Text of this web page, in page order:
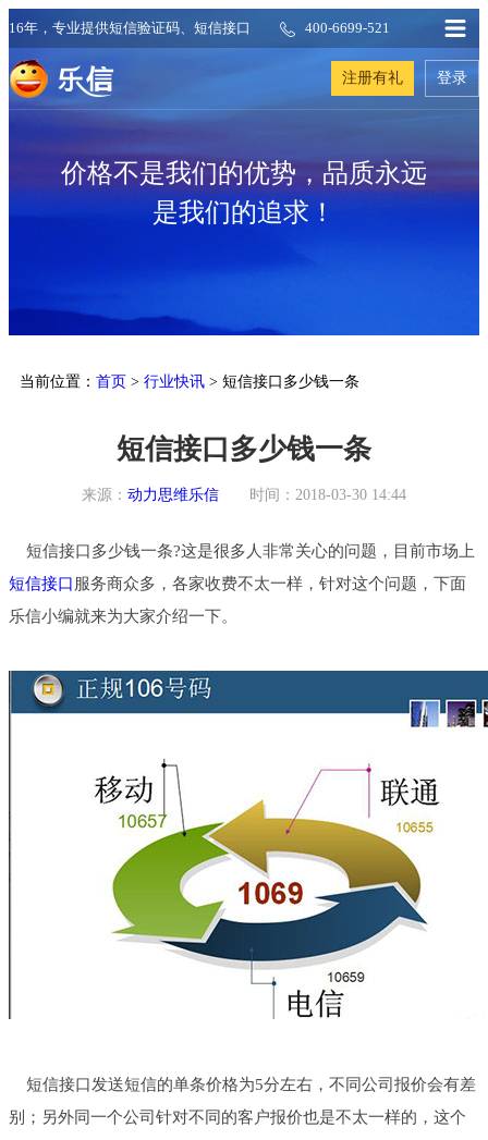
16年，专业提供短信验证码、短信接口 400-6699-521
注册有礼 登录
价格不是我们的优势，品质永远
是我们的追求！
当前位置： 首页 > 行业快讯 > 短信接口多少钱一条
短信接口多少钱一条
来源： 动力思维乐信 时间：2018-03-30 14:44
短信接口多少钱一条?这是很多人非常关心的问题，目前市场上
短信接口 服务商众多，各家收费不太一样，针对这个问题，下面
乐信小编就来为大家介绍一下。
短信接口发送短信的单条价格为5分左右，不同公司报价会有差
别；另外同一个公司针对不同的客户报价也是不太一样的，这个